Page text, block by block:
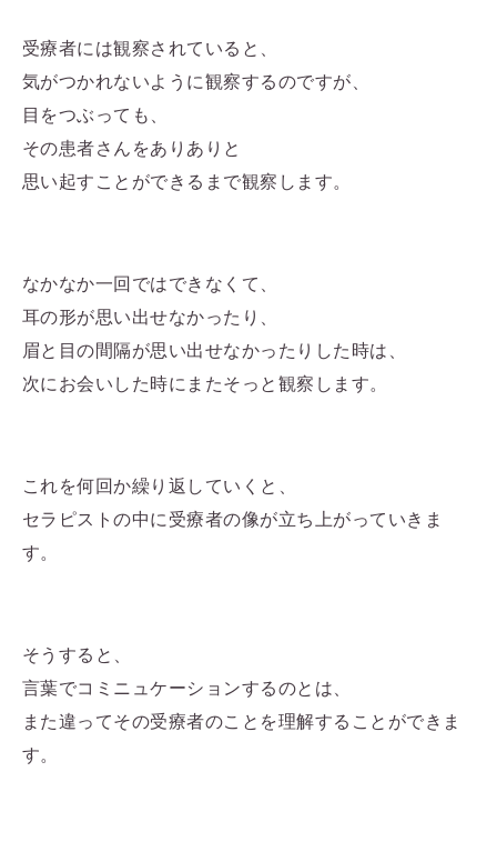
受療者には観察されていると、
気がつかれないように観察するのですが、
目をつぶっても、
その患者さんをありありと
思い起すことができるまで観察します。
なかなか一回ではできなくて、
耳の形が思い出せなかったり、
眉と目の間隔が思い出せなかったりした時は、
次にお会いした時にまたそっと観察します。
これを何回か繰り返していくと、
セラピストの中に受療者の像が立ち上がっていきま
す。
そうすると、
言葉でコミニュケーションするのとは、
また違ってその受療者のことを理解することができま
す。